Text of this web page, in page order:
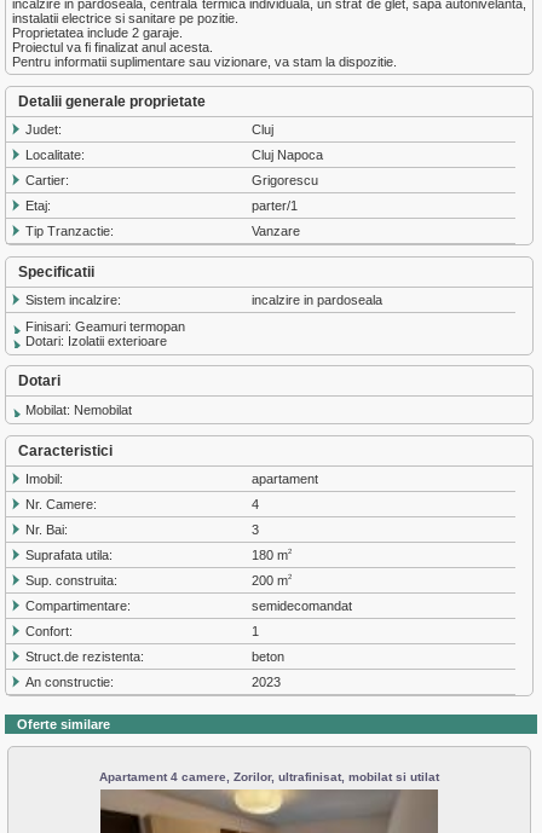
incalzire in pardoseala, centrala termica individuala, un strat de glet, sapa autonivelanta,
instalatii electrice si sanitare pe pozitie.
Proprietatea include 2 garaje.
Proiectul va fi finalizat anul acesta.
Pentru informatii suplimentare sau vizionare, va stam la dispozitie.
Detalii generale proprietate
Judet:
Cluj
Localitate:
Cluj Napoca
Cartier:
Grigorescu
Etaj:
parter/1
Tip Tranzactie:
Vanzare
Specificatii
Sistem incalzire:
incalzire in pardoseala
Finisari: Geamuri termopan
Dotari: Izolatii exterioare
Dotari
Mobilat: Nemobilat
Caracteristici
Imobil:
apartament
Nr. Camere:
4
Nr. Bai:
3
Suprafata utila:
180 m2
Sup. construita: 200 m2
Compartimentare:
semidecomandat
Confort:
1
Struct.de rezistenta:
beton
An constructie:
2023
Oferte similare
Apartament 4 camere, Zorilor, ultrafinisat, mobilat si utilat